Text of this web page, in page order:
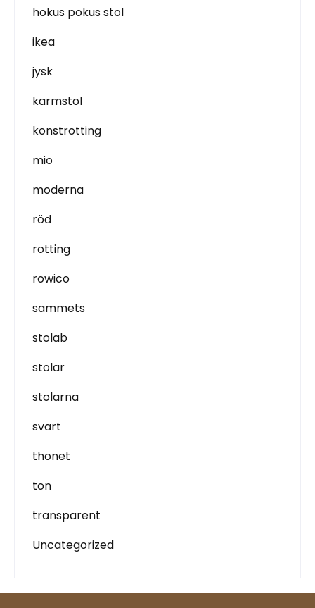
hokus pokus stol
ikea
jysk
karmstol
konstrotting
mio
moderna
röd
rotting
rowico
sammets
stolab
stolar
stolarna
svart
thonet
ton
transparent
Uncategorized